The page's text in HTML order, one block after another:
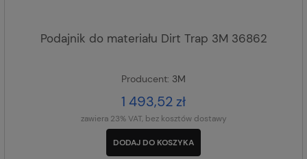
Podajnik do materiału Dirt Trap 3M 36862
Producent: 3M
1 493,52 zł
zawiera 23% VAT, bez kosztów dostawy
DODAJ DO KOSZYKA